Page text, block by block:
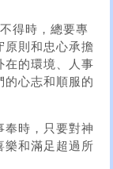
得時，總要專
原則和忠心承擔
在的環境、人事
的心志和順服的
奉時，只要對神
樂和滿足超過所